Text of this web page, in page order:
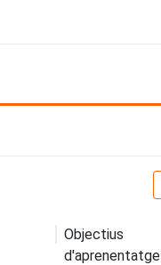
Objectius
d'aprenentatge